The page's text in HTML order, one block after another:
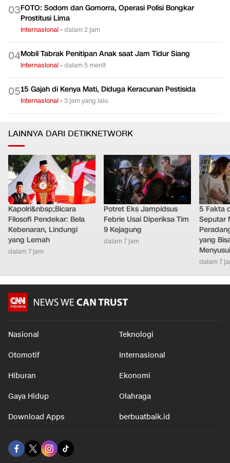
03FOTO: Sodom dan Gomorra, Operasi Polisi Bongkar
Prostitusi Lima
Internasional •dalam 2 jam
04Mobil Tabrak Penitipan Anak saat Jam Tidur Siang
Internasional •dalam 5 menit
0515 Gajah di Kenya Mati, Diduga Keracunan Pestisida
Internasional •3 jam yang lalu
LAINNYA DARI DETIKNETWORK
Kapolri&nbsp;Bicara
Filosofi Pendekar: Bela
Kebenaran, Lindungi
yang Lemah
dalam 7 jam
Potret Eks Jampidsus
Febrie Usai Diperiksa Tim
9 Kejagung
dalam 7 jam
5 Fakta
Seputar
yang
Menyusui
dalam 7
Nasional Teknologi
Otomotif Internasional
Hiburan Ekonomi
Gaya Hidup Olahraga
Download Apps berbuatbaik.id